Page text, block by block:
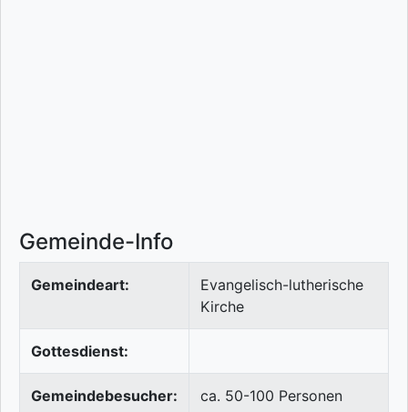
Gemeinde-Info
Gemeindeart:
Evangelisch-lutherische
Kirche
Gottesdienst:
Gemeindebesucher: ca. 50-100 Personen